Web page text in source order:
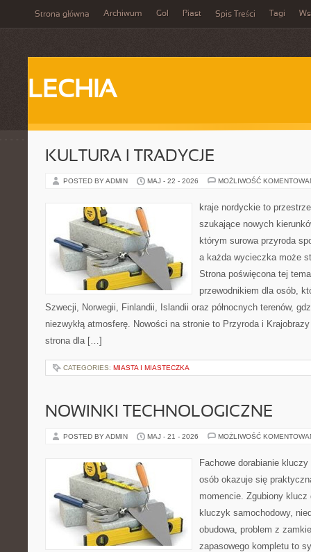
Strona główna Archiwum Gol Piast Spis Treści Tagi
LECHIA
KULTURA I TRADYCJE
POSTED BY ADMIN MAJ - 22 - 2026 MOŻLIWOŚĆ
kraje nordyckie to
szukające nowych
którym surowa przyroda
a każda wycieczka może
Strona poświęcona tej
przewodnikiem dla osób,
Szwecji, Norwegii, Finlandii, Islandii oraz północnych terenów,
niezwykłą atmosferę. Nowości na stronie to Przyroda i
strona dla […]
CATEGORIES: MIASTA I MIASTECZKA
NOWINKI TECHNOLOGICZNE
POSTED BY ADMIN MAJ - 21 - 2026 MOŻLIWOŚĆ
Fachowe dorabianie
osób okazuje się
momencie. Zgubiony
kluczyk samochodowy,
obudowa, problem z
zapasowego kompletu to